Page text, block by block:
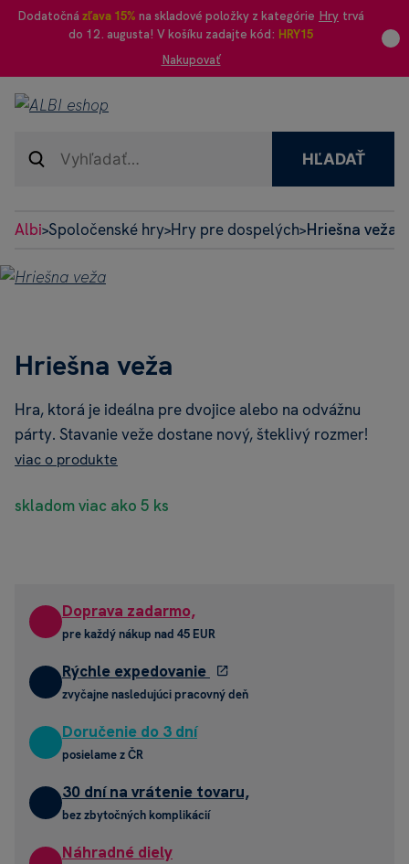
Dodatočná zľava 15% na skladové položky z kategórie Hry trvá
do 12. augusta! V košíku zadajte kód: HRY15
Nakupovať
HĽADAŤ
Albi>Spoločenské hry>Hry pre dospelých>Hriešna veža
Hriešna veža
Hra, ktorá je ideálna pre dvojice alebo na odvážnu
párty. Stavanie veže dostane nový, šteklivý rozmer!
viac o produkte
skladom viac ako 5 ks
Doprava zadarmo,
pre každý nákup nad 45 EUR
Rýchle expedovanie
zvyčajne nasledujúci pracovný deň
Doručenie do 3 dní
posielame z ČR
30 dní na vrátenie tovaru,
bez zbytočných komplikácií
Náhradné diely